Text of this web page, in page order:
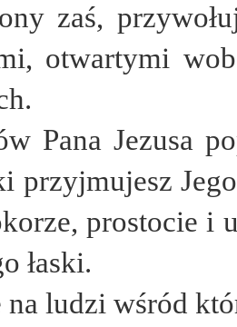
zaś,
otwartymi
Pana Jezusa
przyjmujesz
prostocie i
łaski.
na ludzi wśród